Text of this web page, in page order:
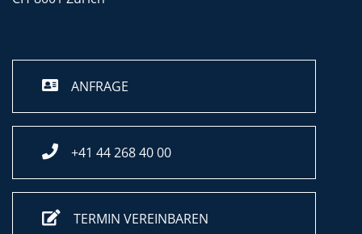
ANFRAGE
+41 44 268 40 00
TERMIN VEREINBAREN